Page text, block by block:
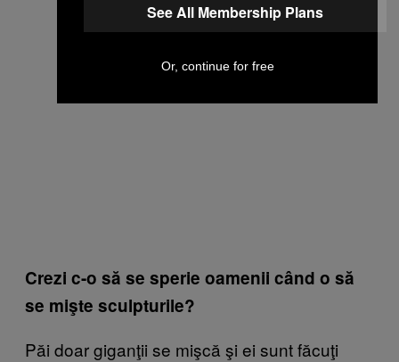
Crezi c-o să se sperie oamenii când o să
se mişte sculpturile?
Păi doar giganţii se mişcă şi ei sunt făcuţi
See All Membership Plans
Or, continue for free